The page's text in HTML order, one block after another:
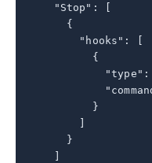
    "Stop": [
      {
        "hooks": [
          {
"type":
          }
        ]
      }
    ]